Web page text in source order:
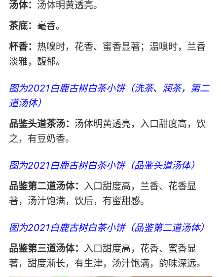
汤体： 汤体明黄透亮。
茶底： 毫香。
杯香： 热嗅时，花香、蜜香显著；温嗅时，兰香
淡雅，馥郁。
图为2021白鹿古树白茶小饼（洗茶、润茶，第二
道汤体）
品鉴头道茶汤： 汤体明黄透亮，入口甜度高，饮
之，有豆奶香。
图为2021白鹿古树白茶小饼（品鉴头道汤体）
品鉴第二道汤体： 入口甜度高，兰香、花香显
著，汤汁饱满，饮后，有蜜甜感。
图为2021白鹿古树白茶小饼（品鉴第二道汤体）
品鉴第三道汤体： 入口甜度高，花香、蜜香显
著，甜度渐长，有生津，汤汁饱满，韵味深远。